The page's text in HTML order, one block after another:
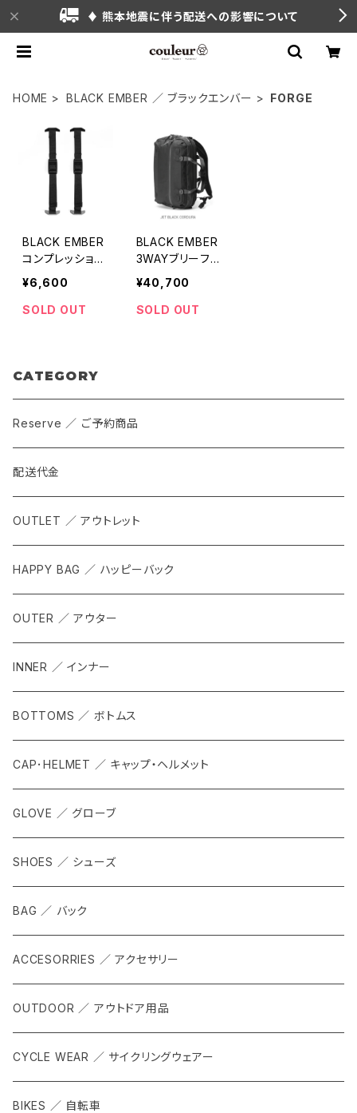
♦ 熊本地震に伴う配送への影響について
HOME BLACK EMBER ／ ブラックエンバー FORGE
BLACK EMBER
コンプレッション
ストラップ （ FO
RGE MAGLOC
K COMPRESSI
¥6,600
SOLD OUT
BLACK EMBER
3WAYブリーフ
バック （ FORG
E 20 / Cordur
a®ECONylon ）
¥40,700
SOLD OUT
CATEGORY
Reserve ／ ご予約商品
配送代金
OUTLET ／ アウトレット
HAPPY BAG ／ ハッピーバック
OUTER ／ アウター
INNER ／ インナー
BOTTOMS ／ ボトムス
CAP･HELMET ／ キャップ・ヘルメット
GLOVE ／ グローブ
SHOES ／ シューズ
BAG ／ バック
ACCESORRIES ／ アクセサリー
OUTDOOR ／ アウトドア用品
CYCLE WEAR ／ サイクリングウェアー
BIKES ／ 自転車